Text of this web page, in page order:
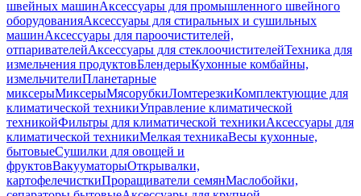
швейных машинАксессуары для промышленного швейного
оборудованияАксессуары для стиральных и сушильных
машинАксессуары для пароочистителей,
отпаривателейАксессуары для стеклоочистителейТехника для
измельчения продуктовБлендерыКухонные комбайны,
измельчителиПланетарные
миксерыМиксерыМясорубкиЛомтерезкиКомплектующие для
климатической техникиУправление климатической
техникойФильтры для климатической техникиАксессуары для
климатической техникиМелкая техникаВесы кухонные,
бытовыеСушилки для овощей и
фруктовВакууматорыОткрывалки,
картофелечисткиПроращиватели семянМаслобойки,